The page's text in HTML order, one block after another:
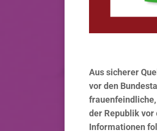
Aus sicherer
vor den
der Republik
Informationen